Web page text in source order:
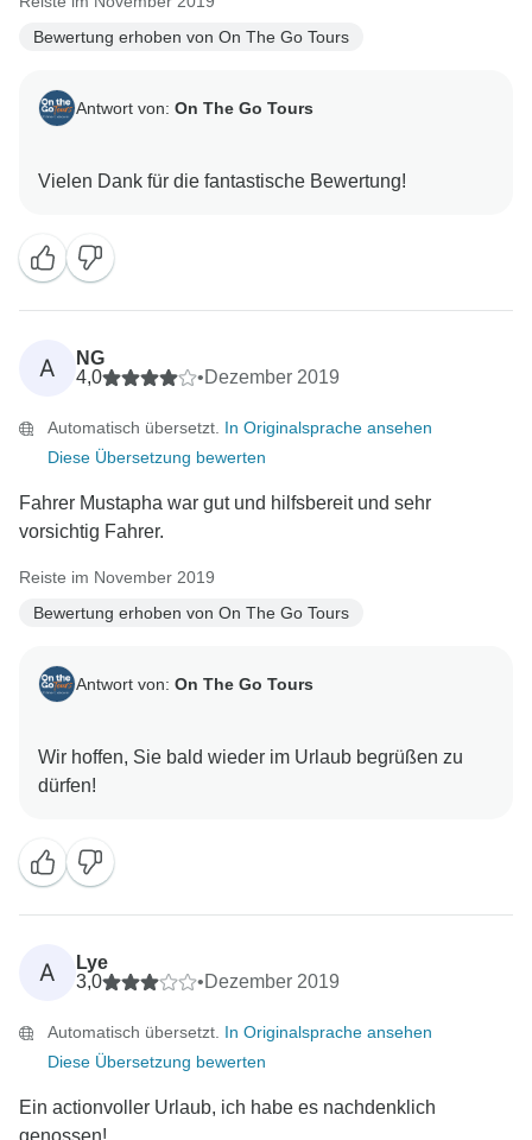
Bewertung erhoben von On The Go Tours
Antwort von: On The Go Tours
A
NG
4,0
•Dezember 2019
Automatisch übersetzt. In Originalsprache ansehen
Diese Übersetzung bewerten
Fahrer Mustapha war gut und hilfsbereit und sehr
vorsichtig Fahrer.
Reiste im November 2019
Bewertung erhoben von On The Go Tours
Antwort von: On The Go Tours
Wir hoffen, Sie bald wieder im Urlaub begrüßen zu
A
Lye
3,0
•Dezember 2019
Automatisch übersetzt. In Originalsprache ansehen
Diese Übersetzung bewerten
Ein actionvoller Urlaub, ich habe es nachdenklich